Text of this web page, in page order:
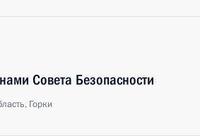
Совета Безопасности
Горки